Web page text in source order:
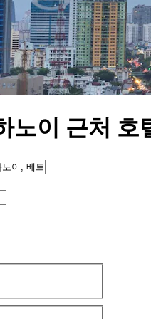
노이 근처 호